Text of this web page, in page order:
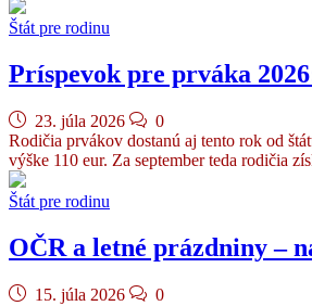
Štát pre rodinu
Príspevok pre prváka
23. júla 2026
0
Rodičia prvákov dostanú aj tento rok od
výške 110 eur. Za september teda rodičia
Štát pre rodinu
OČR a letné prázdniny –
15. júla 2026
0